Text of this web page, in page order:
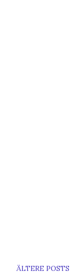
ÄLTERE POSTS